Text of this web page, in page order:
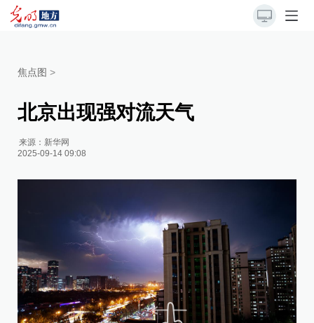
焦点图 >
北京出现强对流天气
来源： 新华网
2025-09-14 09:08